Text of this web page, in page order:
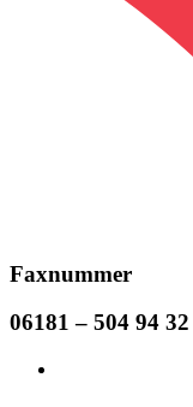
Faxnummer
06181 – 504 94 32